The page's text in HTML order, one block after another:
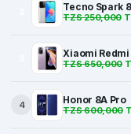
Tecno Spark
TZS 250,000
Xiaomi Redmi
TZS 650,000
4 Honor 8A Pro
TZS 600,000